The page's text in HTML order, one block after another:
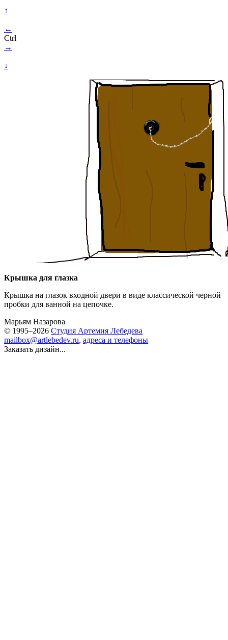
↑
←
Ctrl
→
↓
Крышка для глазка
Крышка на глазок входной двери в виде классической черной
пробки для ванной на цепочке.
Марьям Назарова
© 1995–2026 Студия Артемия Лебедева
mailbox@artlebedev.ru, адреса и телефоны
Заказать дизайн...